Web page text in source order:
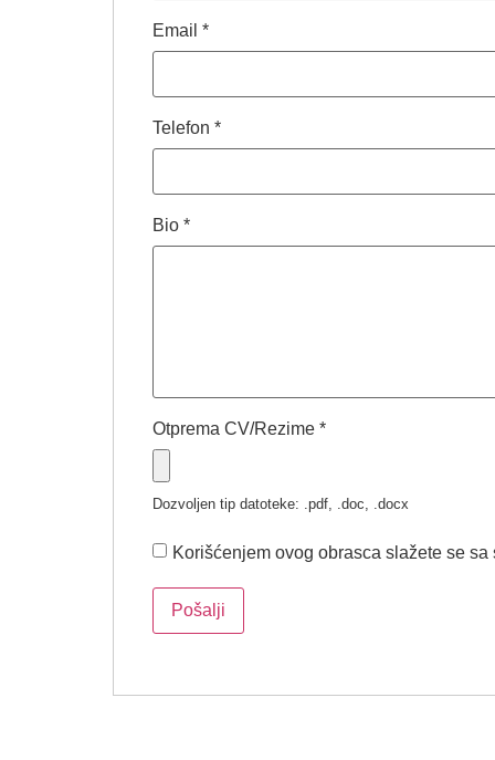
Email *
Telefon *
Bio *
Otprema CV/Rezime *
Dozvoljen tip datoteke: .pdf, .doc, .docx
Korišćenjem ovog obrasca slažete se